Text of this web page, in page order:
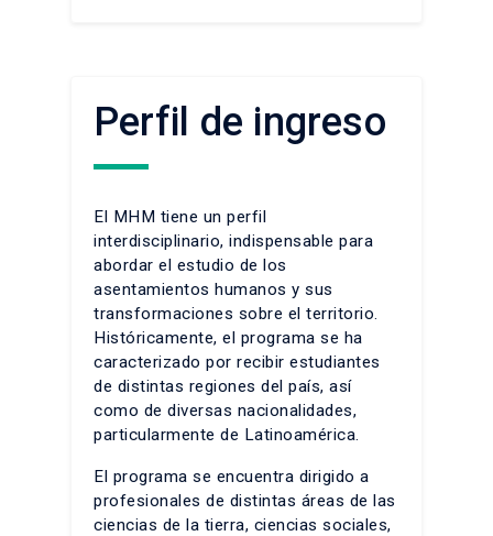
Perfil de ingreso
El MHM tiene un perfil
interdisciplinario, indispensable para
abordar el estudio de los
asentamientos humanos y sus
transformaciones sobre el territorio.
Históricamente, el programa se ha
caracterizado por recibir estudiantes
de distintas regiones del país, así
como de diversas nacionalidades,
particularmente de Latinoamérica.
El programa se encuentra dirigido a
profesionales de distintas áreas de las
ciencias de la tierra, ciencias sociales,